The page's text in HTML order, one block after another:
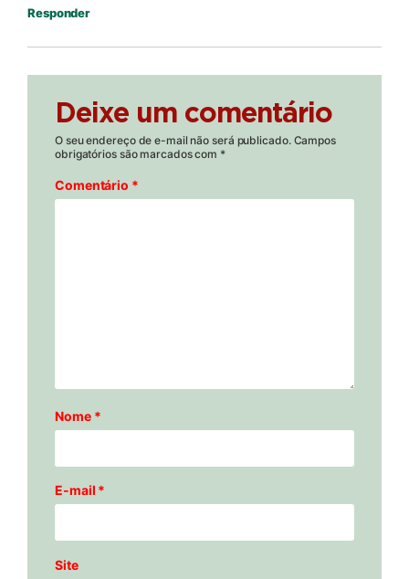
Responder
Deixe um comentário
O seu endereço de e-mail não será publicado. Campos
obrigatórios são marcados com *
Comentário *
Nome *
E-mail *
Site